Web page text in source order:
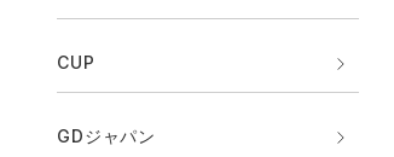
CUP
GDジャパン